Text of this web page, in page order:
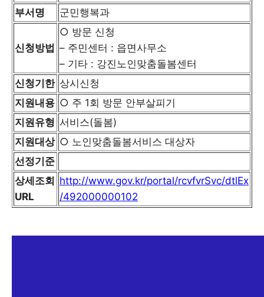
부서명 군민행복과
신청방법
○ 방문 신청
– 주민센터 : 읍면사무소
– 기타 : 강진노인맞춤돌봄센터
신청기한 상시신청
지원내용 ○ 주 1회 방문 안부살피기
지원유형 서비스(돌봄)
지원대상 ○ 노인맞춤돌봄서비스 대상자
선정기준
상세조회
URL
http://www.gov.kr/portal/rcvfvrSvc/dtlEx
/492000000102